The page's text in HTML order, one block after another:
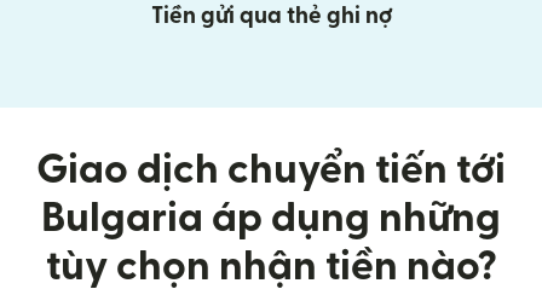
Tiền gửi qua thẻ ghi nợ
Giao dịch chuyển tiến tới
Bulgaria áp dụng những
tùy chọn nhận tiền nào?